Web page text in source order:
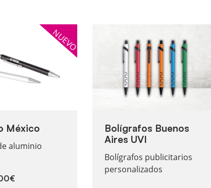
NUEVO
México
aluminio
México
Bolígrafos Buenos
Aires UVI
Bolígrafos publicitarios
personalizados